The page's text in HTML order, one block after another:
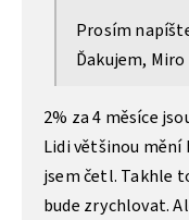
Prosím
Ďakujem, Miro
2% za 4 měsíce
Lidi většinou mění
jsem četl. Takhle
bude zrychlovat.